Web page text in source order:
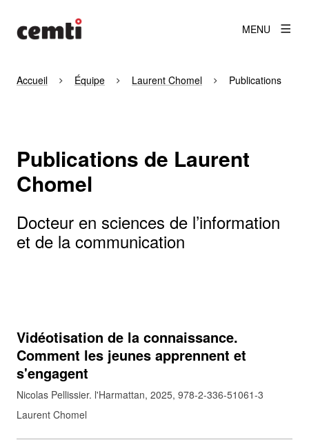
MENU
Accueil Équipe Laurent Chomel Publications
Publications de Laurent
Chomel
Docteur en sciences de l’information
et de la communication
Vidéotisation de la connaissance.
Comment les jeunes apprennent et
s'engagent
Nicolas Pellissier. l'Harmattan, 2025, 978-2-336-51061-3
Laurent Chomel